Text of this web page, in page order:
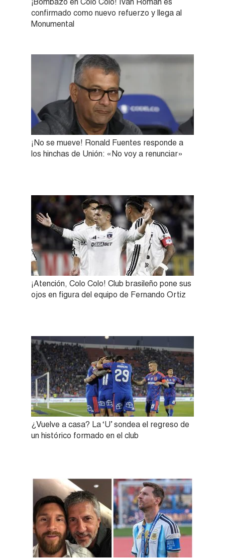
¡Bombazo en Colo Colo! Iván Román es
confirmado como nuevo refuerzo y llega al
Monumental
¡No se mueve! Ronald Fuentes responde a
los hinchas de Unión: «No voy a renunciar»
¡Atención, Colo Colo! Club brasileño pone sus
ojos en figura del equipo de Fernando Ortiz
¿Vuelve a casa? La ‘U’ sondea el regreso de
un histórico formado en el club